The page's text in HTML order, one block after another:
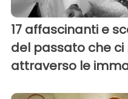
17 affascinanti e
del passato che
attraverso le